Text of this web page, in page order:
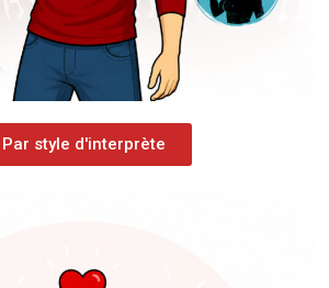
Par style d'interprète